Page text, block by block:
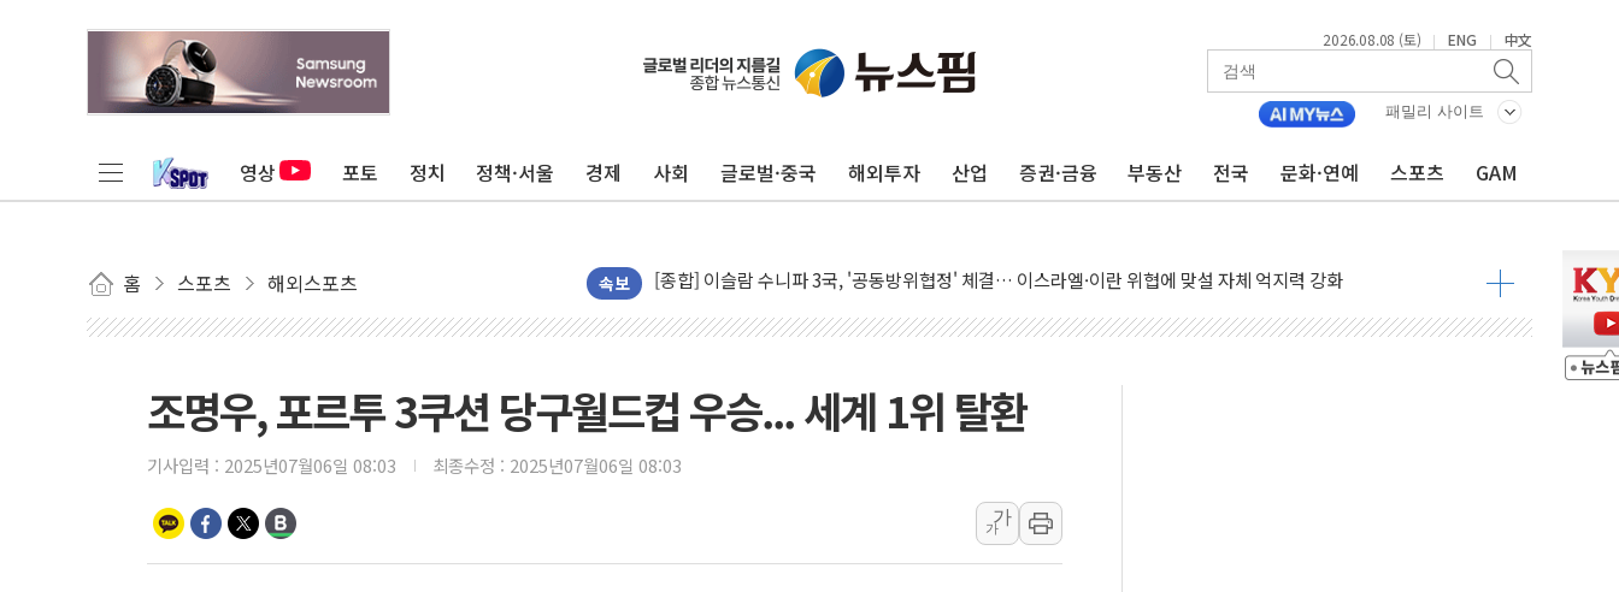
2026.08.08 (토) | ENG | 中文
패밀리 사이트
영상 포토 정치 정책·서울 경제 사회 글로벌·중국 해외투자 산업 증권·금융 부동산 전국 문화·연예 스포츠 GAM
홈 스포츠 해외스포츠 속보
유럽증시, 美 고용 예상 밖 부진에 연준 금리 인상 가능성 낮아지며 상승… STOXX 600 지수는 나흘 연속 최고치
미 연준 매파 기세 꺾이나…고용 감소에 9월 동결 전망 우세
트럼프, 백신·자폐증 행정명령 검토…"이르면 다음 주"
美 항소법원, 백악관 무도회장 공사 중단 명령…트럼프 제동
美 고용 쇼크에 엔화 장중 급등…시장은 "또 개입했나" 촉각
[AI MY 뉴스] 뉴욕 반도체주 프리뷰...美 고용 쇼크에 반도체주 '활짝'
뉴욕증시 프리뷰, 美 고용 쇼크에 금리 인상 우려 후퇴…나스닥 선물 1%대 상승
[종합] 美 7월 고용 2만3000명 감소 '쇼크'…9월 금리 인상 기대 후퇴
[사진] 이슬람 수니파 3개국, 공동방위협정 체결
뉴욕증시 개장 전 특징주...아틀라시안·클라우드플레어·태양광주↑ VS 트레이드데스크·웬디스↓
조명우, 포르투 3쿠션 당구월드컵 우승... 세계 1위 탈환
기사입력 : 2025년07월06일 08:03 최종수정 : 2025년07월06일 08:03
가
가